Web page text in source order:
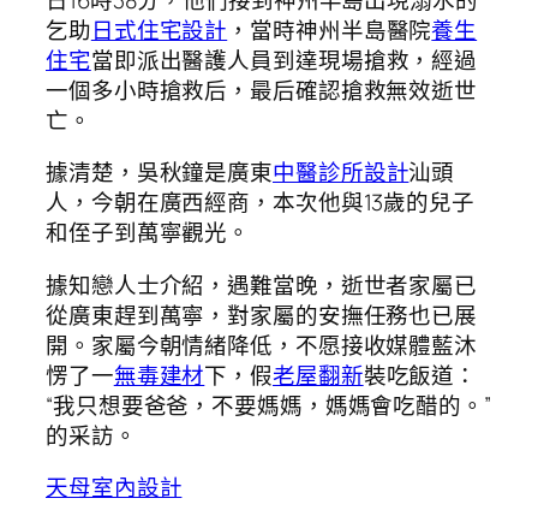
乞助日式住宅設計 ，當時神州半島醫院養生
住宅當即派出醫護人員到達現場搶救，經過
一個多小時搶救后，最后確認搶救無效逝世
亡。
據清楚，吳秋鐘是廣東中醫診所設計汕頭
人，今朝在廣西經商，本次他與13歲的兒子
和侄子到萬寧觀光。
據知戀人士介紹，遇難當晚，逝世者家屬已
從廣東趕到萬寧，對家屬的安撫任務也已展
開。家屬今朝情緒降低，不愿接收媒體藍沐
愣了一無毒建材下，假老屋翻新裝吃飯道：
“我只想要爸爸，不要媽媽，媽媽會吃醋的。”
的采訪。
天母室內設計